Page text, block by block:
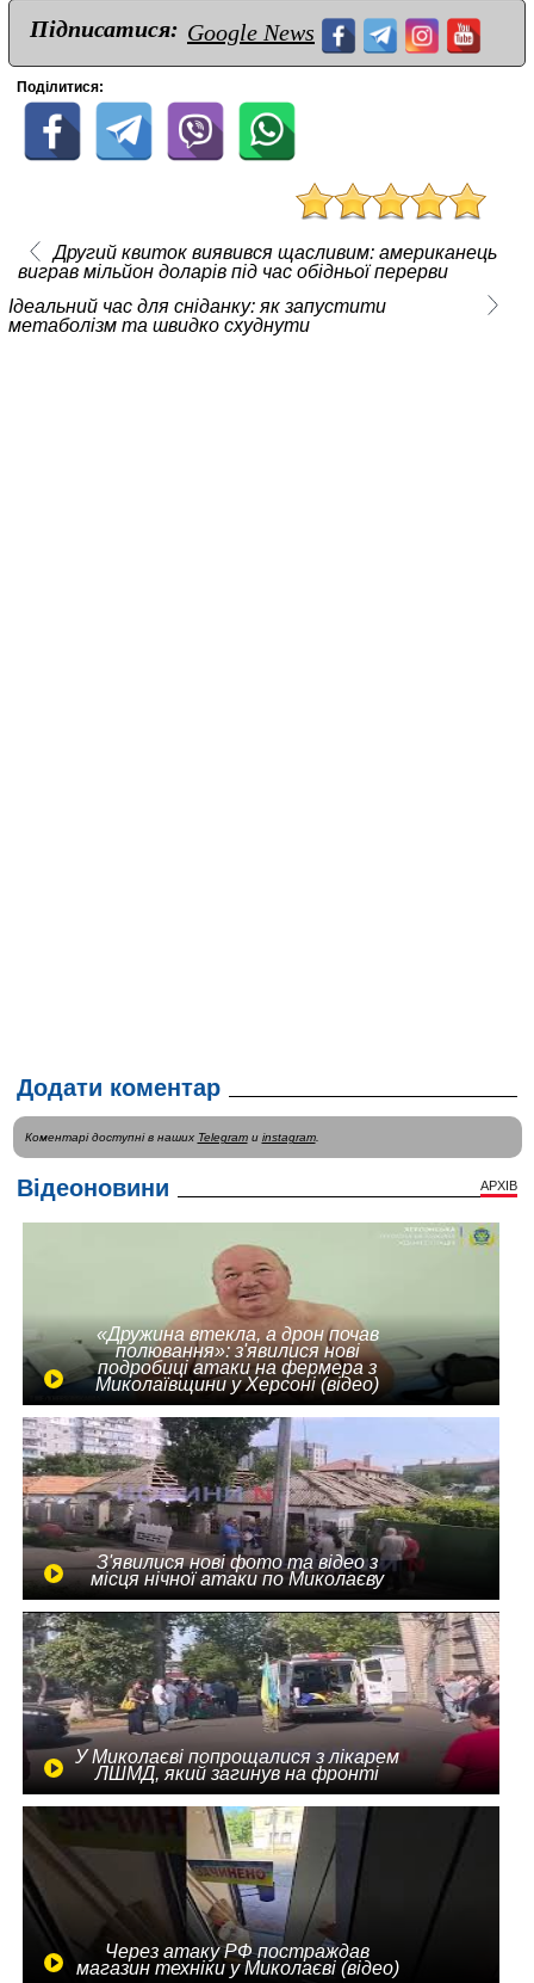
Підписатися: Google News
Поділитися:
Другий квиток виявився щасливим: американець
виграв мільйон доларів під час обідньої перерви
Ідеальний час для сніданку: як запустити
метаболізм та швидко схуднути
Додати коментар
Коментарі доступні в наших Telegramи instagram.
Відеоновини АРХІВ
«Дружина втекла, а дрон почав
полювання»: з'явилися нові
подробиці атаки на фермера з
Миколаївщини у Херсоні (відео)
З'явилися нові фото та відео з
місця нічної атаки по Миколаєву
У Миколаєві попрощалися з лікарем
ЛШМД, який загинув на фронті
Через атаку РФ постраждав
магазин техніки у Миколаєві (відео)